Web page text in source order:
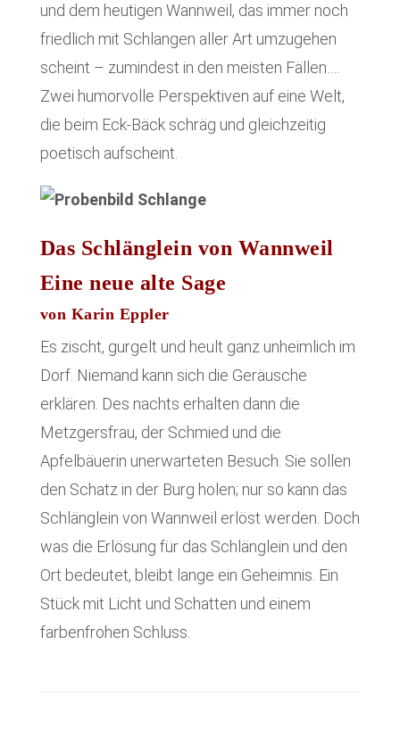
und dem heutigen Wannweil, das immer noch
friedlich mit Schlangen aller Art umzugehen
scheint – zumindest in den meisten Fällen….
Zwei humorvolle Perspektiven auf eine Welt,
die beim Eck-Bäck schräg und gleichzeitig
poetisch aufscheint.
Das Schlänglein von Wannweil
Eine neue alte Sage
von Karin Eppler
Es zischt, gurgelt und heult ganz unheimlich im
Dorf. Niemand kann sich die Geräusche
erklären. Des nachts erhalten dann die
Metzgersfrau, der Schmied und die
Apfelbäuerin unerwarteten Besuch. Sie sollen
den Schatz in der Burg holen; nur so kann das
Schlänglein von Wannweil erlöst werden. Doch
was die Erlösung für das Schlänglein und den
Ort bedeutet, bleibt lange ein Geheimnis. Ein
Stück mit Licht und Schatten und einem
farbenfrohen Schluss.